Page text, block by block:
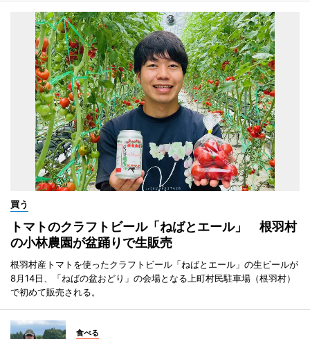
買う
トマトのクラフトビール「ねばとエール」 根羽村
の小林農園が盆踊りで生販売
根羽村産トマトを使ったクラフトビール「ねばとエール」の生ビールが
8月14日、「ねばの盆おどり」の会場となる上町村民駐車場（根羽村）
で初めて販売される。
食べる